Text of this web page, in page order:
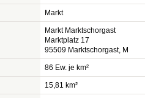
Markt
Markt Marktschorgast
Marktplatz 17
95509 Marktschorgast, M
86 Ew. je km²
15,81 km²